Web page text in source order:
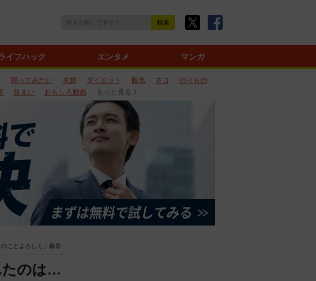
イフハック エンタメ マンガ
買ってみたい 夫婦 ダイエット 観光 ネコ
のりもの
住まい おもしろ動画 もっと見る
ことよろしく」義母
たのは…